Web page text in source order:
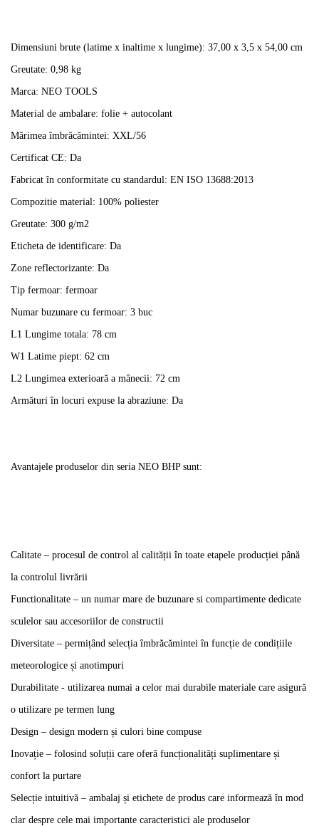
Dimensiuni brute (latime x inaltime x lungime): 37,00 x 3,5 x 54,00 cm
Greutate: 0,98 kg
Marca: NEO TOOLS
Material de ambalare: folie + autocolant
Mărimea îmbrăcămintei: XXL/56
Certificat CE: Da
Fabricat în conformitate cu standardul: EN ISO 13688:2013
Compozitie material: 100% poliester
Greutate: 300 g/m2
Eticheta de identificare: Da
Zone reflectorizante: Da
Tip fermoar: fermoar
Numar buzunare cu fermoar: 3 buc
L1 Lungime totala: 78 cm
W1 Latime piept: 62 cm
L2 Lungimea exterioară a mânecii: 72 cm
Armături în locuri expuse la abraziune: Da
Avantajele produselor din seria NEO BHP sunt:
Calitate – procesul de control al calității în toate etapele producției până
la controlul livrării
Functionalitate – un numar mare de buzunare si compartimente dedicate
sculelor sau accesoriilor de constructii
Diversitate – permițând selecția îmbrăcămintei în funcție de condițiile
meteorologice și anotimpuri
Durabilitate - utilizarea numai a celor mai durabile materiale care asigură
o utilizare pe termen lung
Design – design modern și culori bine compuse
Inovație – folosind soluții care oferă funcționalități suplimentare și
confort la purtare
Selecție intuitivă – ambalaj și etichete de produs care informează în mod
clar despre cele mai importante caracteristici ale produselor